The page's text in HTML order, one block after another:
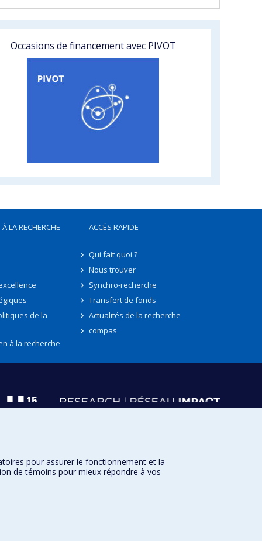
Occasions de financement avec PIVOT
LA RECHERCHE
de la
à la recherche
ACCÈS RAPIDE
Qui fait quoi ?
Nous trouver
Synchro-recherche
Transfert de fonds
Actualités de la recherche
compas
pour assurer le fonctionnement et la
de témoins pour mieux répondre à vos